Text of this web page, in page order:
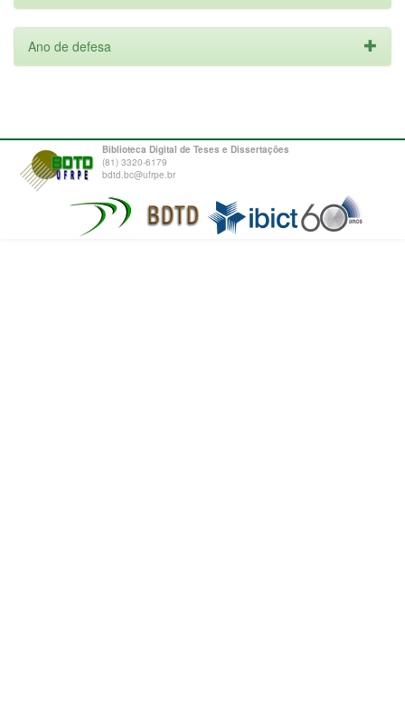
Ano de defesa
Biblioteca Digital de Teses e Dissertações
(81) 3320-6179
bdtd.bc@ufrpe.br